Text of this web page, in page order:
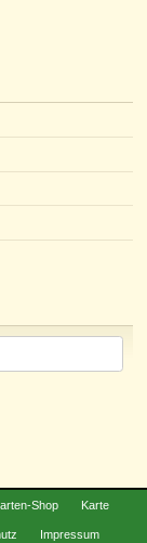
Shop Karte
Impressum